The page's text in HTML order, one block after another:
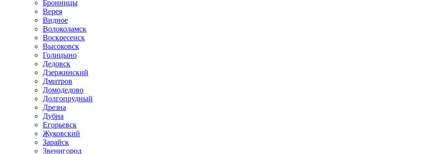
Бронницы
Верея
Видное
Волоколамск
Воскресенск
Высоковск
Голицыно
Дедовск
Дзержинский
Дмитров
Домодедово
Долгопрудный
Дрезна
Дубна
Егорьевск
Жуковский
Зарайск
Звенигород